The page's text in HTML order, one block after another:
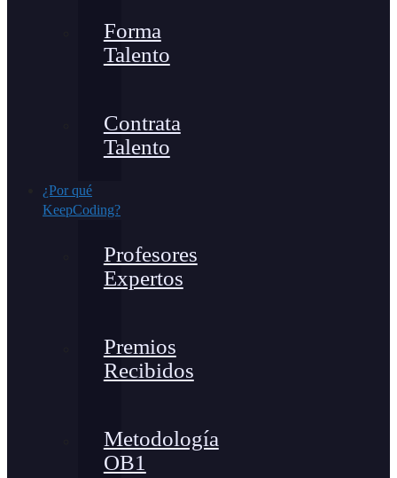
Forma
Talento
Contrata
Talento
¿Por qué
KeepCoding?
Profesores
Expertos
Premios
Recibidos
Metodología
OB1